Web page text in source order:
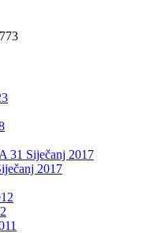
31 Siječanj 2017
2017